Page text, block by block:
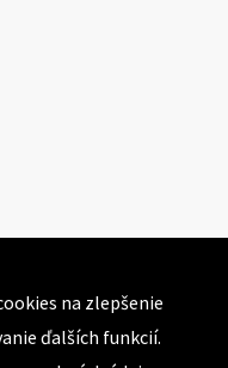
na zlepšenie
ďalších funkcií.